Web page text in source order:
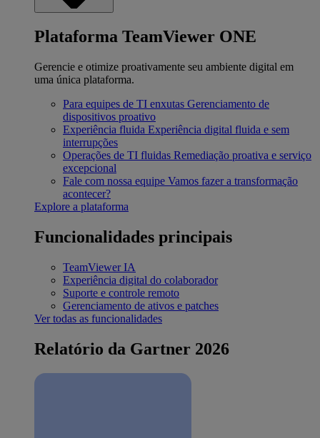
Plataforma TeamViewer ONE
Gerencie e otimize proativamente seu ambiente digital em
uma única plataforma.
Para equipes de TI enxutas Gerenciamento de
dispositivos proativo
Experiência fluida Experiência digital fluida e sem
interrupções
Operações de TI fluidas Remediação proativa e serviço
excepcional
Fale com nossa equipe Vamos fazer a transformação
acontecer?
Explore a plataforma
Funcionalidades principais
TeamViewer IA
Experiência digital do colaborador
Suporte e controle remoto
Gerenciamento de ativos e patches
Ver todas as funcionalidades
Relatório da Gartner 2026